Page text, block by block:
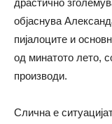
драстично
објаснува
пијалоците и
од минатото лето,
производи.
Слична е